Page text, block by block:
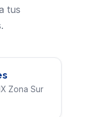
tus
Zona Sur